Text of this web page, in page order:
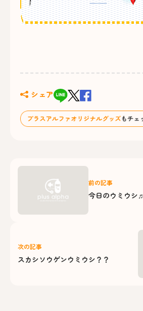
シェア
前の記事
今日のウミウシ♬
次の記事
スカシソウゲンウミウシ？？